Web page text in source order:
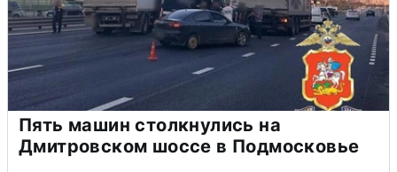
Пять машин столкнулись на
Дмитровском шоссе в Подмосковье